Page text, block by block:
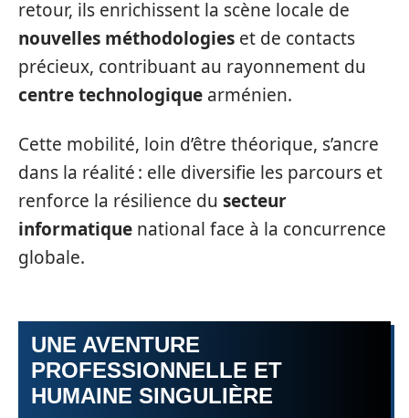
retour, ils enrichissent la scène locale de
nouvelles méthodologies et de contacts
précieux, contribuant au rayonnement du
centre technologique arménien.
Cette mobilité, loin d’être théorique, s’ancre
dans la réalité : elle diversifie les parcours et
renforce la résilience du secteur
informatique national face à la concurrence
globale.
UNE AVENTURE
PROFESSIONNELLE ET
HUMAINE SINGULIÈRE